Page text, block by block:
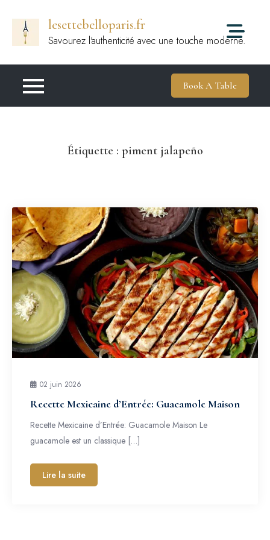
contenu
lesettebelloparis.fr
Savourez l'authenticité avec une touche moderne.
Book A Table
Étiquette : piment jalapeño
02 juin 2026
Recette Mexicaine d’Entrée: Guacamole Maison
Recette Mexicaine d’Entrée: Guacamole Maison Le
guacamole est un classique […]
Lire la suite